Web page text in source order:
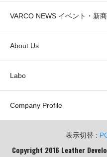
VARCO NEWS イベント・新
About Us
Labo
Company Profile
表示切替 :
Copyright 2016 Leather